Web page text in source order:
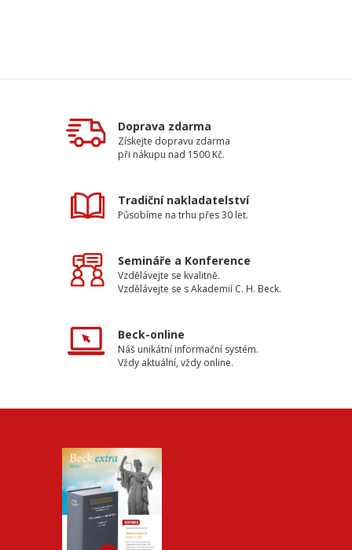
Doprava zdarma
Získejte dopravu zdarma
při nákupu nad 1500 Kč.
Tradiční nakladatelství
Působíme na trhu přes 30 let.
Semináře a Konference
Vzdělávejte se kvalitně.
Vzdělávejte se s Akademií C. H. Beck.
Beck-online
Náš unikátní informační systém.
Vždy aktuální, vždy online.